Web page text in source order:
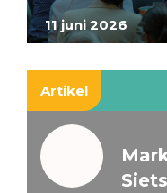
11 juni 2026
Artikel